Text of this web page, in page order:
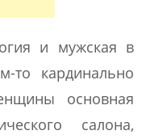
и мужская в
то кардинально
основная
салона,